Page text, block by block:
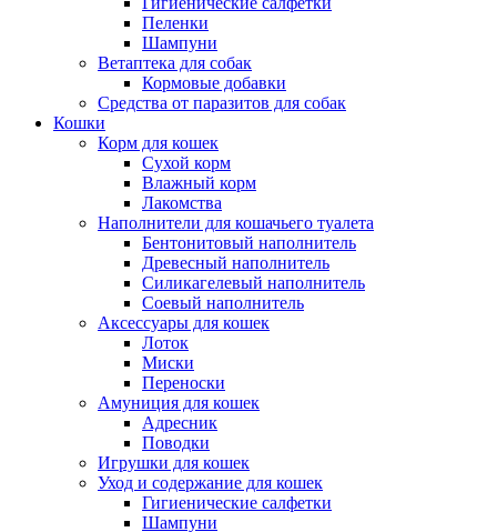
Пеленки
Шампуни
Ветаптека для собак
Кормовые добавки
Средства от паразитов для собак
Кошки
Корм для кошек
Сухой корм
Влажный корм
Лакомства
Наполнители для кошачьего туалета
Бентонитовый наполнитель
Древесный наполнитель
Силикагелевый наполнитель
Соевый наполнитель
Аксессуары для кошек
Лоток
Миски
Переноски
Амуниция для кошек
Адресник
Поводки
Игрушки для кошек
Уход и содержание для кошек
Гигиенические салфетки
Шампуни